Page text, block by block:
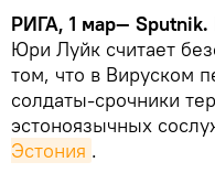
РИГА, 1 мар— Sputnik.
Юри Луйк считает
том, что в Вируском
солдаты-срочники
эстоноязычных
Эстония .